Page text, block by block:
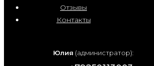
Отзывы
Контакты
Юлия (администратор):